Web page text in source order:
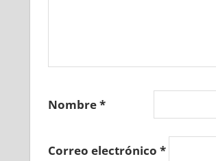
Nombre*
Correo electrónico *